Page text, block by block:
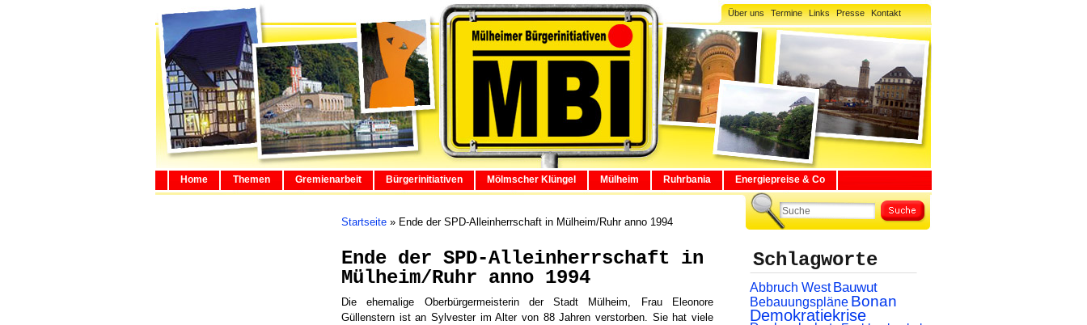
Über uns Termine Links Presse Kontakt
Home Themen Gremienarbeit Bürgerinitiativen Mölmscher Klüngel Mülheim Ruhrbania Energiepreise & Co
Startseite » Ende der SPD-Alleinherrschaft in Mülheim/Ruhr anno 1994
Ende der SPD-Alleinherrschaft in
Mülheim/Ruhr anno 1994
Die ehemalige Oberbürgermeisterin der Stadt Mülheim, Frau Eleonore
Güllenstern ist an Sylvester im Alter von 88 Jahren verstorben. Sie hat viele
Schlagworte
Abbruch West Bauwut
Bebauungspläne Bonan
Demokratiekrise